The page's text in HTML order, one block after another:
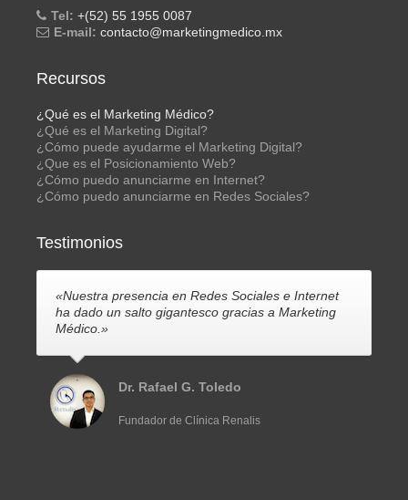
Tel: +(52) 55 1955 0087
E-mail: contacto@marketingmedico.mx
Recursos
¿Qué es el Marketing Médico?
¿Qué es el Marketing Digital?
¿Cómo puede ayudarme el Marketing Digital?
¿Que es el Posicionamiento Web?
¿Cómo puedo anunciarme en Internet?
¿Cómo puedo anunciarme en Redes Sociales?
Testimonios
«Nuestra presencia en Redes Sociales e Internet
ha dado un salto gigantesco gracias a Marketing
Médico.»
Dr. Rafael G. Toledo
Fundador de Clínica Renalis